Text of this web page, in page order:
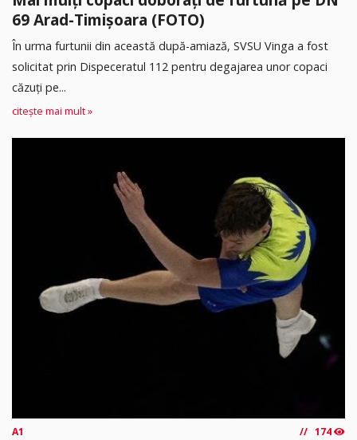
69 Arad-Timișoara (FOTO)
În urma furtunii din această după-amiază, SVSU Vinga a fost
solicitat prin Dispeceratul 112 pentru degajarea unor copaci
căzuți pe...
citește mai mult »
A1 174